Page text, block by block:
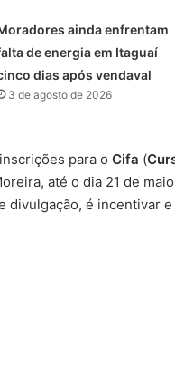
ainda enfrentam
de energia em Itaguaí
dias após vendaval
3 de agosto de 2026
para o Cifa (
até o dia 21 de
divulgação, é incentivar